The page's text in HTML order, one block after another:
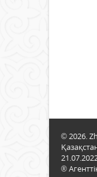
© 2026.
®